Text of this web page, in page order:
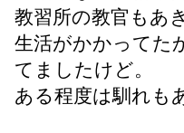
教習所の教官もあ
生活がかかってた
てましたけど。
ある程度は馴れも